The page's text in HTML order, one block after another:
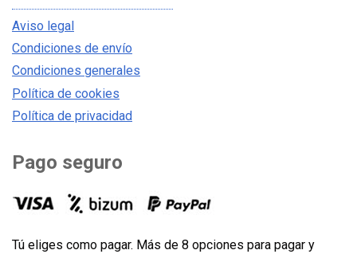
Aviso legal
Condiciones de envío
Condiciones generales
Política de cookies
Política de privacidad
Pago seguro
Tú eliges como pagar. Más de 8 opciones para pagar y